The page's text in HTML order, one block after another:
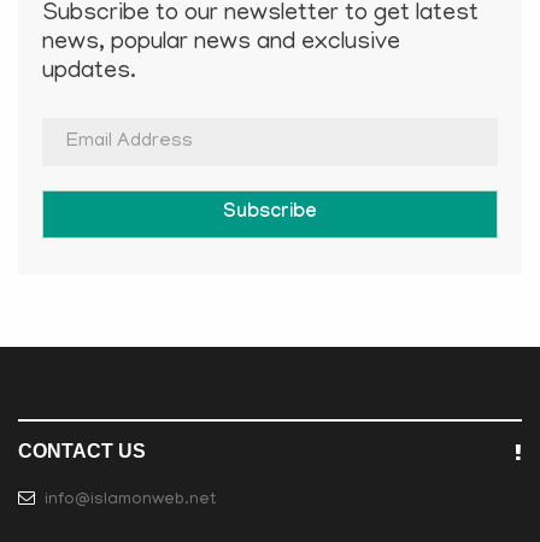
Subscribe to our newsletter to get latest
news, popular news and exclusive
updates.
Subscribe
CONTACT US
info@islamonweb.net